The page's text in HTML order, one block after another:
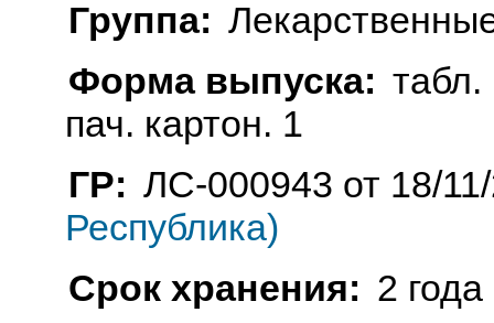
Группа:
Форма выпуска: табл.
пач. картон. 1
ГР: ЛС-000943 от 18/
Республика)
Срок хранения: 2 года